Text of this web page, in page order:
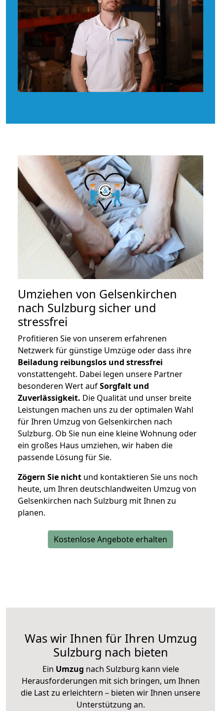
Umziehen von Gelsenkirchen
nach Sulzburg sicher und
stressfrei
Profitieren Sie von unserem erfahrenen
Netzwerk für günstige Umzüge oder dass ihre
Beiladung reibungslos und stressfrei
vonstattengeht. Dabei legen unsere Partner
besonderen Wert aufSorgfalt und
Zuverlässigkeit. Die Qualität und unser breite
Leistungen machen uns zu der optimalen Wahl
für Ihren Umzug von Gelsenkirchen nach
Sulzburg. Ob Sie nun eine kleine Wohnung oder
ein großes Haus umziehen, wir haben die
passende Lösung für Sie.
Zögern Sie nicht und kontaktieren Sie uns noch
heute, um Ihren deutschlandweiten Umzug von
Gelsenkirchen nach Sulzburg mit Ihnen zu
planen.
Kostenlose Angebote erhalten
Was wir Ihnen für Ihren Umzug
Sulzburg nach bieten
Ein Umzug nach Sulzburg kann viele
Herausforderungen mit sich bringen, um Ihnen
die Last zu erleichtern – bieten wir Ihnen unsere
Unterstützung an.